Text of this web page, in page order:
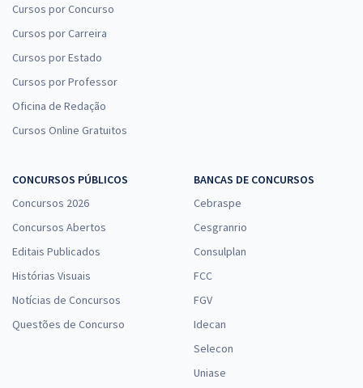
Cursos por Concurso
Cursos por Carreira
Cursos por Estado
Cursos por Professor
Oficina de Redação
Cursos Online Gratuitos
CONCURSOS PÚBLICOS
Concursos 2026
Concursos Abertos
Editais Publicados
Histórias Visuais
Notícias de Concursos
Questões de Concurso
BANCAS DE CONCURSOS
Cebraspe
Cesgranrio
Consulplan
FCC
FGV
Idecan
Selecon
Uniase